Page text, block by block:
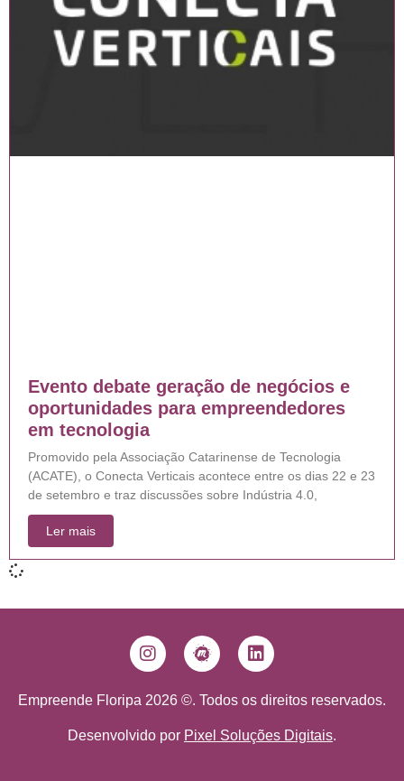
Evento debate geração de negócios e
oportunidades para empreendedores
em tecnologia
Promovido pela Associação Catarinense de Tecnologia
(ACATE), o Conecta Verticais acontece entre os dias 22 e 23
de setembro e traz discussões sobre Indústria 4.0,
Ler mais
Empreende Floripa 2026 ©. Todos os direitos reservados.
Desenvolvido por Pixel Soluções Digitais.